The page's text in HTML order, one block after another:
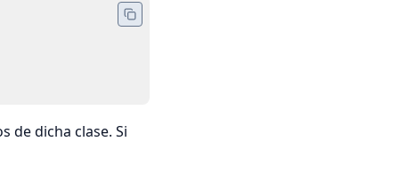
de dicha clase. Si